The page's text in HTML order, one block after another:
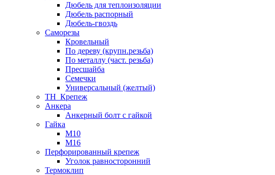
Дюбель для теплоизоляции
Дюбель распорный
Дюбель-гвоздь
Саморезы
Кровельный
По дереву (крупн.резьба)
По металлу (част. резьба)
Пресшайба
Семечки
Универсальный (желтый)
ТН_Крепеж
Анкера
Анкерный болт с гайкой
Гайка
М10
М16
Перфорированный крепеж
Уголок равносторонний
Термоклип